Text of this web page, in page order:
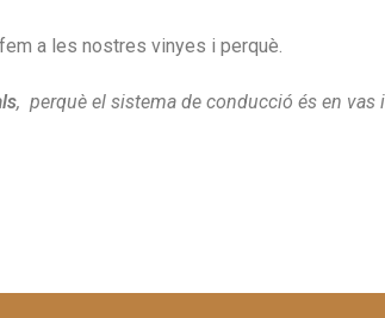
a les nostres vinyes i perquè.
, perquè el sistema de conducció és en